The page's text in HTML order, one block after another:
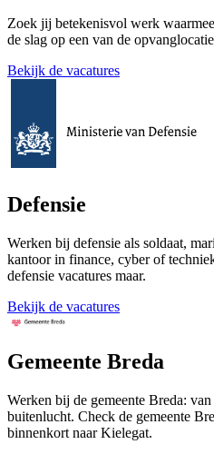
Zoek jij betekenisvol werk
de slag op een van de
Bekijk de vacatures
Defensie
Werken bij defensie als soldaat,
kantoor in finance, cyber of
defensie vacatures maar.
Bekijk de vacatures
Gemeente Breda
Werken bij de gemeente Breda:
buitenlucht. Check de gemeente
binnenkort naar Kielegat.